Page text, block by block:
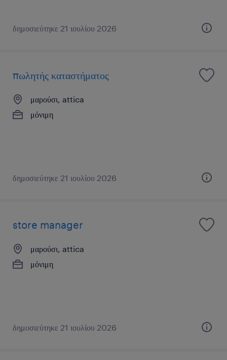
δημοσιεύτηκε 21 ιουλίου 2026
πωλητής καταστήματος
μαρούσι, attica
μόνιμη
δημοσιεύτηκε 21 ιουλίου 2026
store manager
μαρούσι, attica
μόνιμη
δημοσιεύτηκε 21 ιουλίου 2026